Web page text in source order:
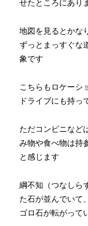
せたところにあり
地図を見るとかな
ずっとまっすぐな
象です
こちらもロケーシ
ドライブにも持っ
ただコンビニなど
み物や食べ物は持
と感じます
綱不知（つなしら
た石が並んでいて
ゴロ石が転がって